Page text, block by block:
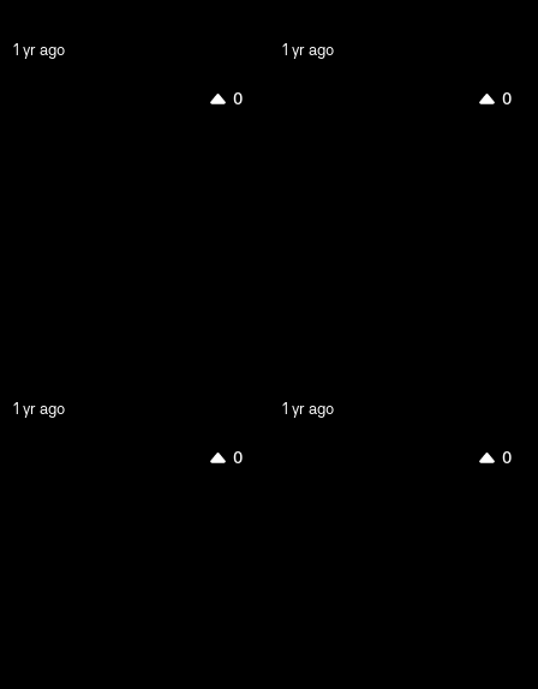
1 yr ago 1 yr ago
0
1 yr ago
0
1 yr ago
0 0